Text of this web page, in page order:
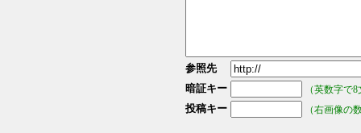
参照先
暗証キー
（英数字で
投稿キー （右画像の